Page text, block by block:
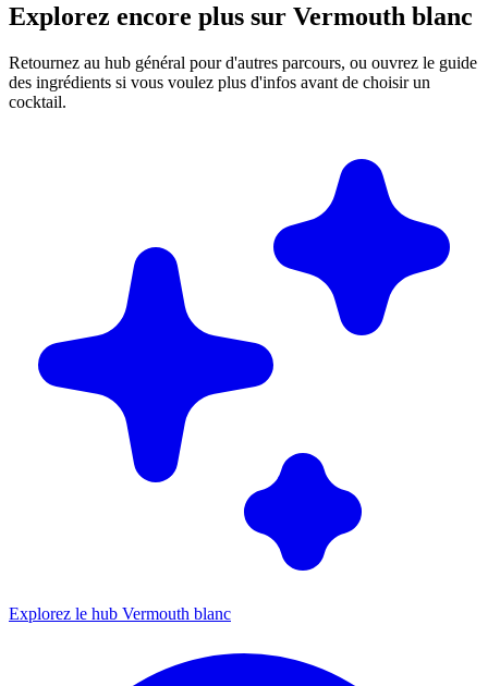
Explorez encore plus sur Vermouth blanc
Retournez au hub général pour d'autres parcours, ou ouvrez le guide
des ingrédients si vous voulez plus d'infos avant de choisir un
cocktail.
Explorez le hub Vermouth blanc